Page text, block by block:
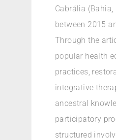
Cabrália (Bahia,
between 2015
Through the
popular health
practices,
integrative
ancestral
participatory
structured